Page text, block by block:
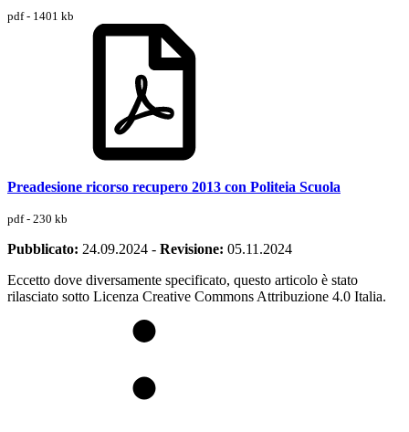
pdf - 1401 kb
Preadesione ricorso recupero 2013 con Politeia Scuola
pdf - 230 kb
Pubblicato: 24.09.2024 - Revisione: 05.11.2024
Eccetto dove diversamente specificato, questo articolo è stato
rilasciato sotto Licenza Creative Commons Attribuzione 4.0 Italia.